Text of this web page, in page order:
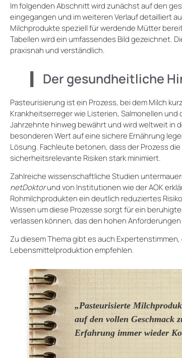
Im folgenden Abschnitt wird zunächst auf den
eingegangen und im weiteren Verlauf detailliert
Milchprodukte speziell für werdende Mütter
Tabellen wird ein umfassendes Bild gezeichnet.
praxisnah und verständlich.
Der gesundheitliche
Pasteurisierung ist ein Prozess, bei dem Milch
Krankheitserreger wie Listerien, Salmonellen
Jahrzehnte hinweg bewährt und wird weltweit in
besonderen Wert auf eine sichere Ernährung
Lösung. Fachleute betonen, dass der Prozess
sicherheitsrelevante Risiken stark minimiert.
Zahlreiche wissenschaftliche Studien
netDoktorund von Institutionen wie der AOK
Rohmilchprodukten ein deutlich reduziertes
Wissen um diese Prozesse sorgt für ein
verlassen können, das den hohen
Zu diesem Thema gibt es auch
Lebensmittelproduktion empfehlen.
„Pasteurisierte
auf den vollen Geschmack
Erfahrung immer wieder